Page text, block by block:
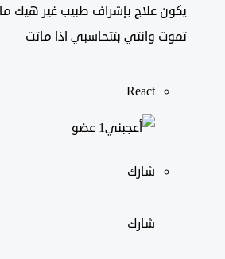
يكون علاج بإشراف طبيب غير هيك مارح
تموت وانتي بتتحاسبي اذا ماتت
React
‫1 عضو
شارك